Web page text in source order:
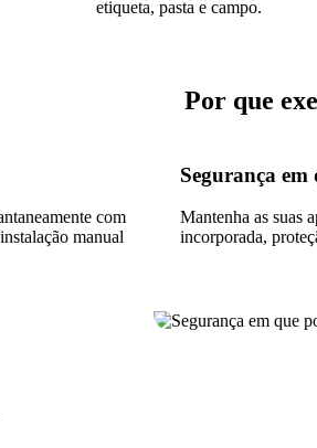
etiqueta, pasta e campo.
Por que
com
manual
Segurança
Mantenha as suas
incorporada,